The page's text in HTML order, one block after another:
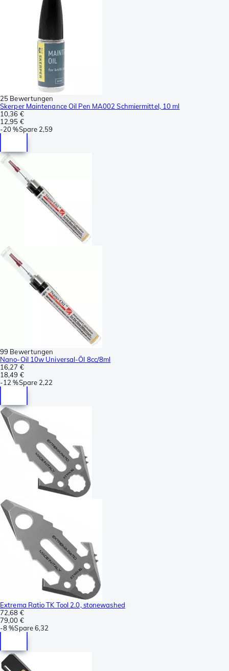
25 Bewertungen
Skerper Maintenance Oil Pen MA002 Schmiermittel, 10 ml
10,36 €
12,95 €
-20 %Spare 2,59
99 Bewertungen
Nano-Oil 10w Universal-Öl 8cc/8ml
16,27 €
18,49 €
-12 %Spare 2,22
Extrema Ratio TK Tool 2.0, stonewashed
72,68 €
79,00 €
-8 %Spare6,32